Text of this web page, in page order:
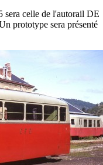
celle de l'autorail DE
prototype sera présenté